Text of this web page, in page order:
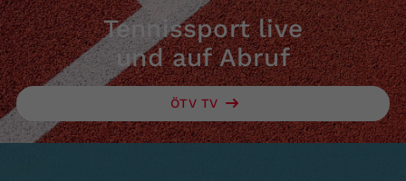
Tennissport live
und auf Abruf
ÖTV TV